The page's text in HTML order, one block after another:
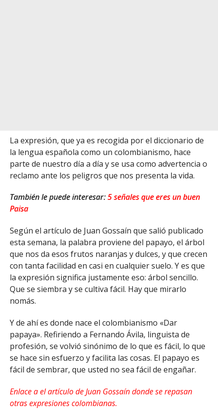
La expresión, que ya es recogida por el diccionario de
la lengua española como un colombianismo, hace
parte de nuestro día a día y se usa como advertencia o
reclamo ante los peligros que nos presenta la vida.
También le puede interesar:5 señales que eres un buen
Paisa
Según el artículo de Juan Gossaín que salió publicado
esta semana, la palabra proviene del papayo, el árbol
que nos da esos frutos naranjas y dulces, y que crecen
con tanta facilidad en casi en cualquier suelo. Y es que
la expresión significa justamente eso: árbol sencillo.
Que se siembra y se cultiva fácil. Hay que mirarlo
nomás.
Y de ahí es donde nace el colombianismo «Dar
papaya». Refiriendo a Fernando Ávila, linguista de
profesión, se volvió sinónimo de lo que es fácil, lo que
se hace sin esfuerzo y facilita las cosas. El papayo es
fácil de sembrar, que usted no sea fácil de engañar.
Enlace a el artículo de Juan Gossaín donde se repasan
otras expresiones colombianas.